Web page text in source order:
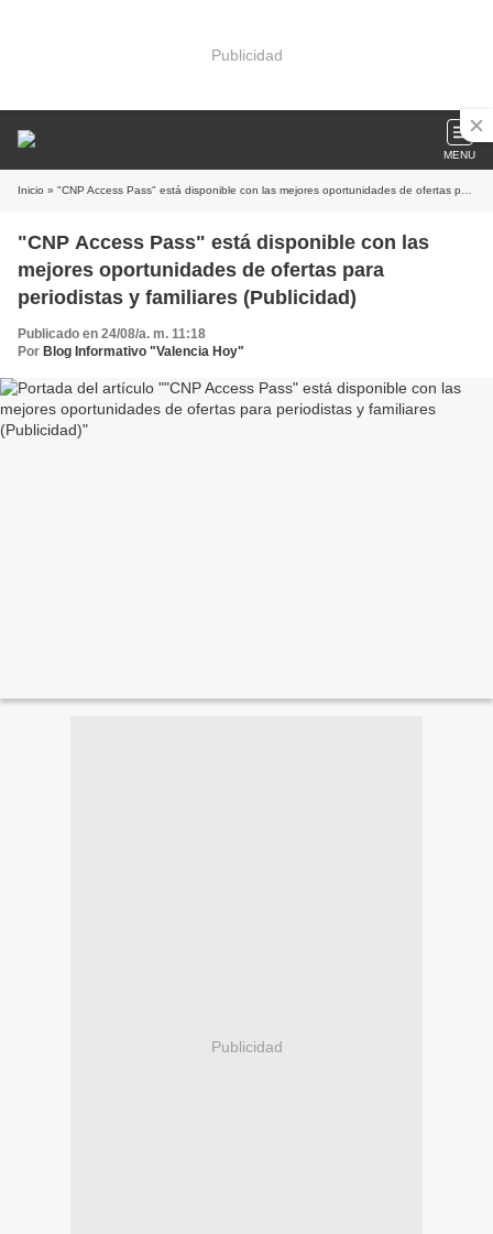
Publicidad
MENU
Inicio » "CNP Access Pass" está disponible con las mejores oportunidades de ofertas para periodistas y familiares (Publicidad)
"CNP Access Pass" está disponible con las
mejores oportunidades de ofertas para
periodistas y familiares (Publicidad)
Publicado en 24/08/a. m. 11:18
Por Blog Informativo "Valencia Hoy"
Publicidad